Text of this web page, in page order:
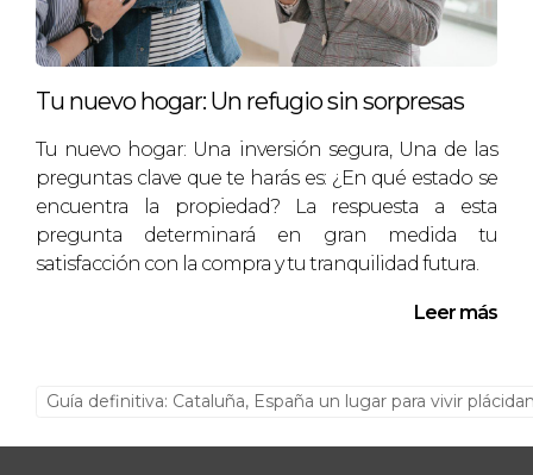
Tu nuevo hogar: Un refugio sin sorpresas
Tu nuevo hogar: Una inversión segura, Una de las
preguntas clave que te harás es: ¿En qué estado se
encuentra la propiedad? La respuesta a esta
pregunta determinará en gran medida tu
satisfacción con la compra y tu tranquilidad futura.
Leer más
Guía definitiva: Cataluña, España un lugar para vivir